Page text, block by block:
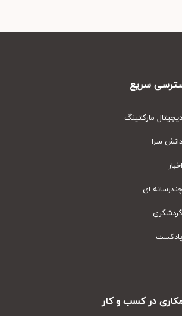
سریع
مارکتینگ
سرا
ای
در کسب و کار